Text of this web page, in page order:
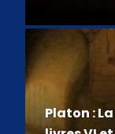
Platon :